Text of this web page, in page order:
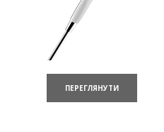
ПЕРЕГЛЯНУТИ